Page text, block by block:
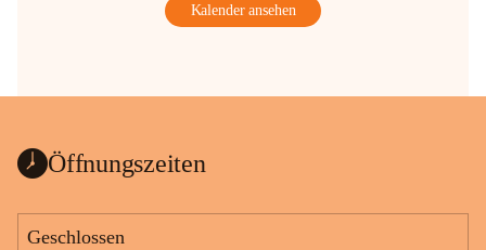
Kalender ansehen
Öffnungszeiten
Geschlossen